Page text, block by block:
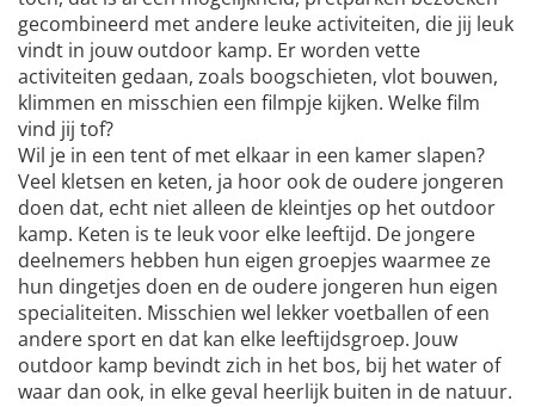
gecombineerd met andere leuke activiteiten, die jij leuk
vindt in jouw outdoor kamp. Er worden vette
activiteiten gedaan, zoals boogschieten, vlot bouwen,
klimmen en misschien een filmpje kijken. Welke film
vind jij tof?
Wil je in een tent of met elkaar in een kamer slapen?
Veel kletsen en keten, ja hoor ook de oudere jongeren
doen dat, echt niet alleen de kleintjes op het outdoor
kamp. Keten is te leuk voor elke leeftijd. De jongere
deelnemers hebben hun eigen groepjes waarmee ze
hun dingetjes doen en de oudere jongeren hun eigen
specialiteiten. Misschien wel lekker voetballen of een
andere sport en dat kan elke leeftijdsgroep. Jouw
outdoor kamp bevindt zich in het bos, bij het water of
waar dan ook, in elke geval heerlijk buiten in de natuur.